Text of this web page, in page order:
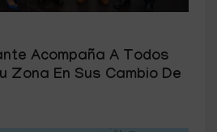
Acompaña A Todos
Zona En Sus Cambio De